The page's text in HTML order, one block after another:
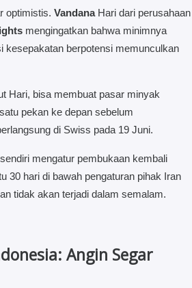
optimistis. VandanaHari dari perusahaan
mengingatkan bahwa minimnya
kesepakatan berpotensi memunculkan
Hari, bisa membuat pasar minyak
pekan ke depan sebelum
di Swiss pada 19 Juni.
mengatur pembukaan kembali
30 hari di bawah pengaturan pihak Iran
tidak akan terjadi dalam semalam.
Angin Segar